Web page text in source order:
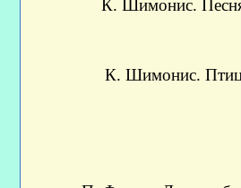
К. Шимонис.
К. Шимонис.